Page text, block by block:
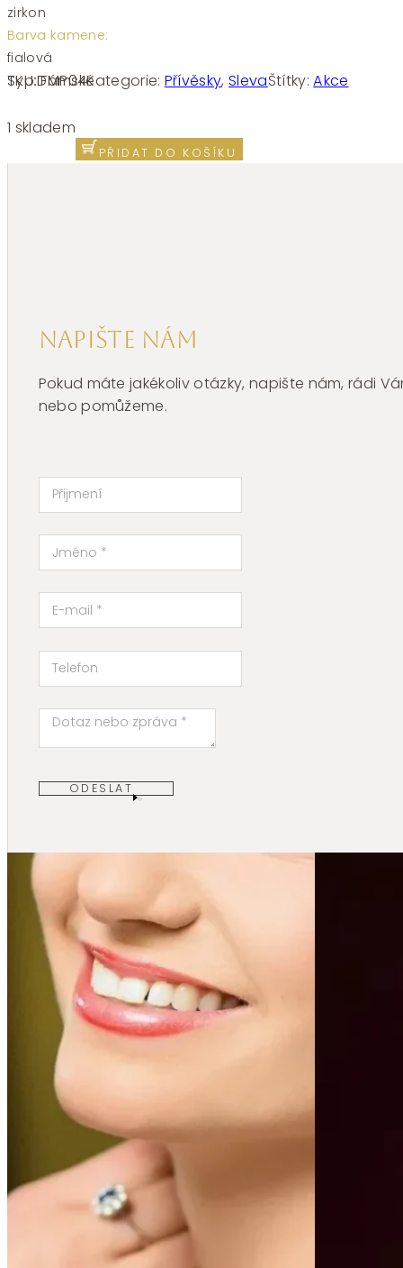
zirkon
Barva kamene:
fialová
SKU:FMP04Kategorie: Přívěsky,SlevaŠtítky:Akce
Typ:Dámské
1 skladempřívěsek
Brosway
PŘIDAT DO KOŠÍKU
Napište nám
Pokud máte jakékoliv otázky, napište nám, rádi
nebo pomůžeme.
ODESLAT